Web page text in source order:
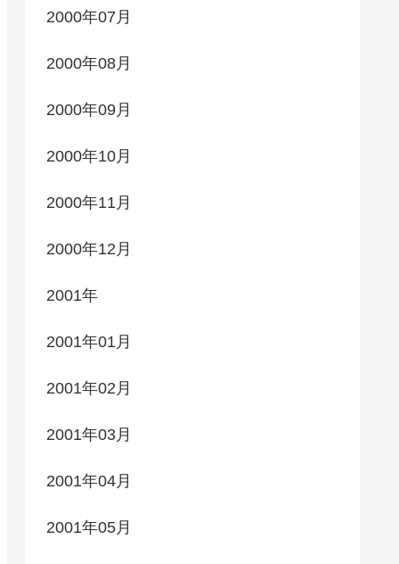
2000年07月
2000年08月
2000年09月
2000年10月
2000年11月
2000年12月
2001年
2001年01月
2001年02月
2001年03月
2001年04月
2001年05月